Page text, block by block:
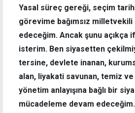
Yasal süreç gereği, seçim
görevime bağımsız
edeceğim. Ancak şunu açıkça
isterim. Ben siyasetten
tersine, devlete inanan,
alan, liyakati savunan, temiz
yönetim anlayışına bağlı bir
mücadeleme devam